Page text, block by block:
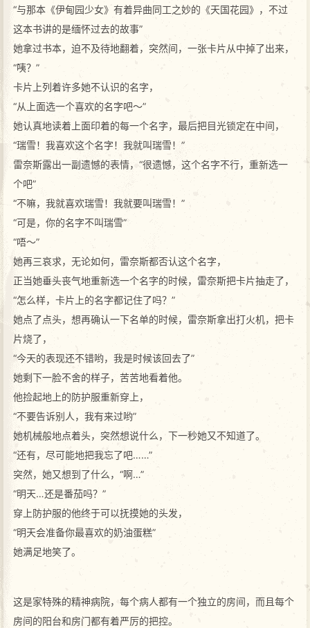
“与那本《伊甸园少女》有着异曲同工之妙的《天国花园》，不过
这本书讲的是缅怀过去的故事”
她拿过书本，迫不及待地翻着，突然间，一张卡片从中掉了出来，
“咦？”
卡片上列着许多她不认识的名字，
“从上面选一个喜欢的名字吧～”
她认真地读着上面印着的每一个名字，最后把目光锁定在中间，
“瑞雪！我喜欢这个名字！我就叫瑞雪！”
雷奈斯露出一副遗憾的表情，“很遗憾，这个名字不行，重新选一
个吧”
“不嘛，我就喜欢瑞雪！我就要叫瑞雪！”
“可是，你的名字不叫瑞雪”
“唔～”
她再三哀求，无论如何，雷奈斯都否认这个名字，
正当她垂头丧气地重新选一个名字的时候，雷奈斯把卡片抽走了，
“怎么样，卡片上的名字都记住了吗？”
她点了点头，想再确认一下名单的时候，雷奈斯拿出打火机，把卡
片烧了，
“今天的表现还不错哟，我是时候该回去了”
她剩下一脸不舍的样子，苦苦地看着他。
他捡起地上的防护服重新穿上，
“不要告诉别人，我有来过哟”
她机械般地点着头，突然想说什么，下一秒她又不知道了。
“还有，尽可能地把我忘了吧……”
突然，她又想到了什么，“啊…”
“明天…还是番茄吗？”
穿上防护服的他终于可以抚摸她的头发，
“明天会准备你最喜欢的奶油蛋糕”
她满足地笑了。
这是家特殊的精神病院，每个病人都有一个独立的房间，而且每个
房间的阳台和房门都有着严厉的把控。